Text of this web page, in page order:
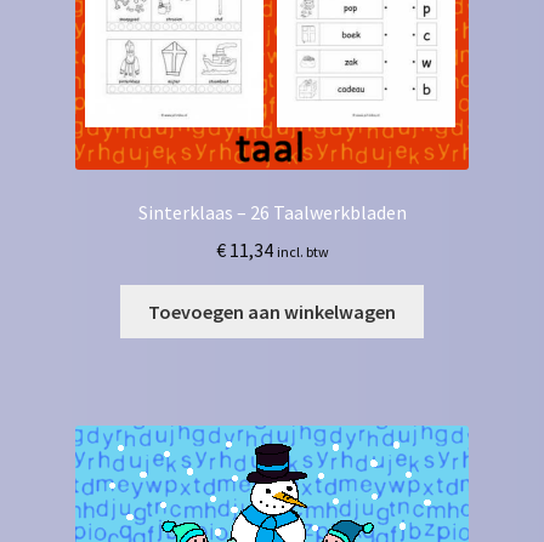
Sinterklaas – 26 Taalwerkbladen
€11,34 incl. btw
Toevoegen aan winkelwagen